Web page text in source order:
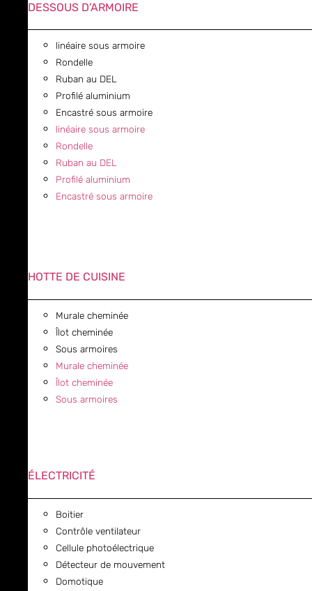
DESSOUS D'ARMOIRE
linéaire sous armoire
Rondelle
Ruban au DEL
Profilé aluminium
Encastré sous armoire
linéaire sous armoire
Rondelle
Ruban au DEL
Profilé aluminium
Encastré sous armoire
HOTTE DE CUISINE
Murale cheminée
Îlot cheminée
Sous armoires
Murale cheminée
Îlot cheminée
Sous armoires
ÉLECTRICITÉ
Boitier
Contrôle ventilateur
Cellule photoélectrique
Détecteur de mouvement
Domotique